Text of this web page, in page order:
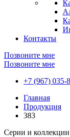
Контакты
Позвоните мне
Позвоните мне
+7 (967) 035-
Главная
Продукция
383
Серии и коллекции